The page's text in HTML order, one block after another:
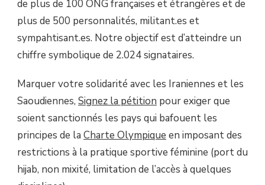
de plus de 100 ONG françaises et étrangères et de
plus de 500 personnalités, militant.es et
sympahtisant.es. Notre objectif est d’atteindre un
chiffre symbolique de 2.024 signataires.
Marquer votre solidarité avec les Iraniennes et les
Saoudiennes, Signez la pétition pour exiger que
soient sanctionnés les pays qui bafouent les
principes de la Charte Olympique en imposant des
restrictions à la pratique sportive féminine (port du
hijab, non mixité, limitation de l’accès à quelques